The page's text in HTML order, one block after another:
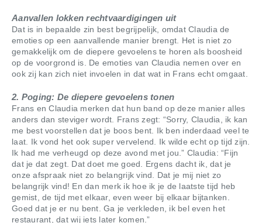
Aanvallen lokken rechtvaardigingen uit
Dat is in bepaalde zin best begrijpelijk, omdat Claudia de
emoties op een aanvallende manier brengt. Het is niet zo
gemakkelijk om de diepere gevoelens te horen als boosheid
op de voorgrond is. De emoties van Claudia nemen over en
ook zij kan zich niet invoelen in dat wat in Frans echt omgaat.
2. Poging: De diepere gevoelens tonen
Frans en Claudia merken dat hun band op deze manier alles
anders dan steviger wordt. Frans zegt: “Sorry, Claudia, ik kan
me best voorstellen dat je boos bent. Ik ben inderdaad veel te
laat. Ik vond het ook super vervelend. Ik wilde echt op tijd zijn.
Ik had me verheugd op deze avond met jou.” Claudia: “Fijn
dat je dat zegt. Dat doet me goed. Ergens dacht ik, dat je
onze afspraak niet zo belangrijk vind. Dat je mij niet zo
belangrijk vind! En dan merk ik hoe ik je de laatste tijd heb
gemist, de tijd met elkaar, even weer bij elkaar bijtanken.
Goed dat je er nu bent. Ga je verkleden, ik bel even het
restaurant, dat wij iets later komen.”